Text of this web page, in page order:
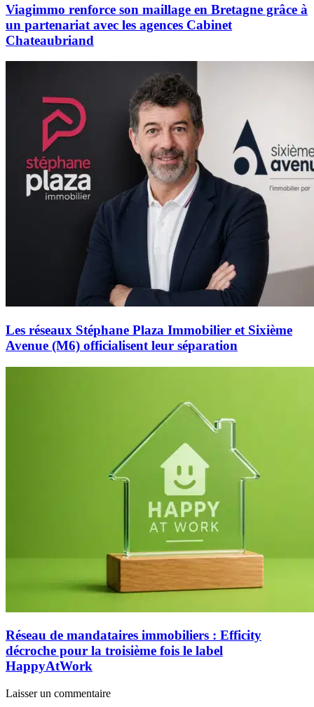
Viagimmo renforce son maillage en Bretagne grâce à
un partenariat avec les agences Cabinet
Chateaubriand
Les réseaux Stéphane Plaza Immobilier et Sixième
Avenue (M6) officialisent leur séparation
Réseau de mandataires immobiliers : Efficity
décroche pour la troisième fois le label
HappyAtWork
Laisser un commentaire